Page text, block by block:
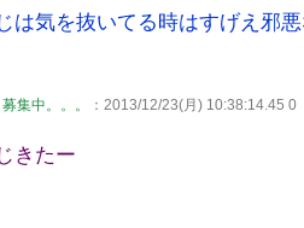
は気を抜いてる時はすげえ邪
集中。。。 ：2013/12/23(月) 10:38:14.45 0
きたー